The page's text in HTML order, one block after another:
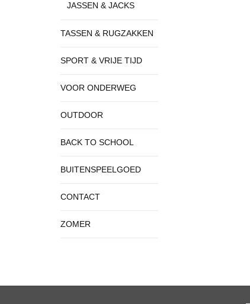
JASSEN & JACKS
TASSEN & RUGZAKKEN
SPORT & VRIJE TIJD
VOOR ONDERWEG
OUTDOOR
BACK TO SCHOOL
BUITENSPEELGOED
CONTACT
ZOMER